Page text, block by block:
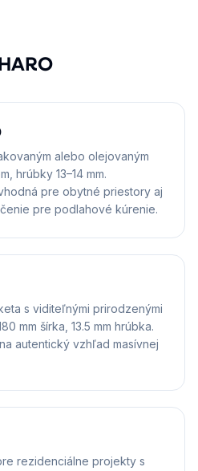
alebo olejovaným
hrúbky 13–14 mm.
pre obytné priestory aj
pre podlahové kúrenie.
s viditeľnými prirodzenými
mm šírka, 13.5 mm hrúbka.
autentický vzhľad masívnej
rezidenciálne projekty s